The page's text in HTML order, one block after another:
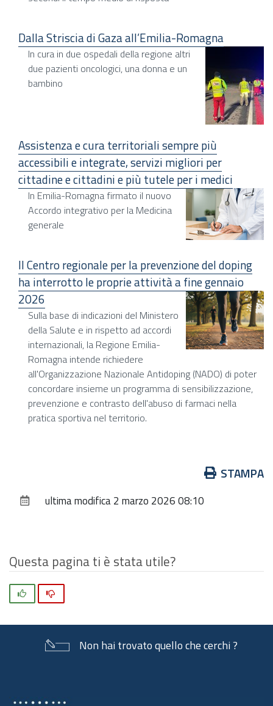
Dalla Striscia di Gaza all’Emilia-Romagna
In cura in due ospedali della regione altri
due pazienti oncologici, una donna e un
bambino
Assistenza e cura territoriali sempre più
accessibili e integrate, servizi migliori per
cittadine e cittadini e più tutele per i medici
In Emilia-Romagna firmato il nuovo
Accordo integrativo per la Medicina
generale
Il Centro regionale per la prevenzione del doping
ha interrotto le proprie attività a fine gennaio
2026
Sulla base di indicazioni del Ministero
della Salute e in rispetto ad accordi
internazionali, la Regione Emilia-
Romagna intende richiedere
all'Organizzazione Nazionale Antidoping (NADO) di poter
concordare insieme un programma di sensibilizzazione,
prevenzione e contrasto dell'abuso di farmaci nella
pratica sportiva nel territorio.
documento
STAMPA
ultima modifica2 marzo 2026 08:10
Questa pagina ti è stata utile?
Non hai trovato quello che cerchi ?